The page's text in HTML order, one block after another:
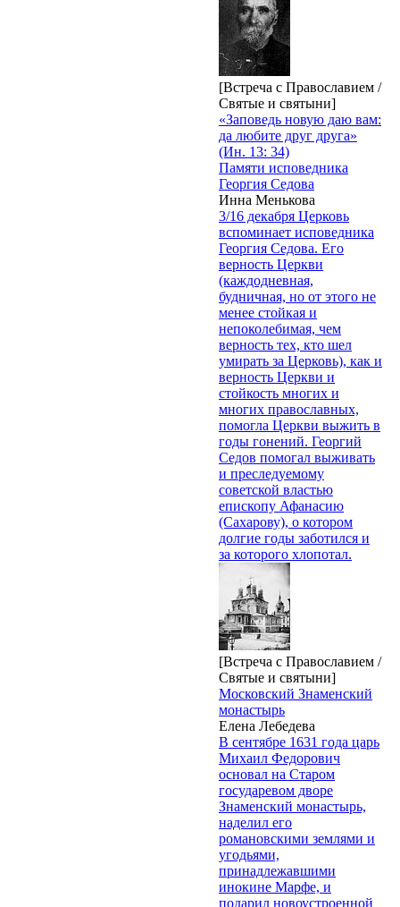
[Встреча с Православием /
Святые и святыни]
«Заповедь новую даю вам:
да любите друг друга»
(Ин. 13: 34)
Памяти исповедника
Георгия Седова
Инна Менькова
3/16 декабря Церковь
вспоминает исповедника
Георгия Седова. Его
верность Церкви
(каждодневная,
будничная, но от этого не
менее стойкая и
непоколебимая, чем
верность тех, кто шел
умирать за Церковь), как и
верность Церкви и
стойкость многих и
многих православных,
помогла Церкви выжить в
годы гонений. Георгий
Седов помогал выживать
и преследуемому
советской властью
епископу Афанасию
(Сахарову), о котором
долгие годы заботился и
за которого хлопотал.
[Встреча с Православием /
Святые и святыни]
Московский Знаменский
монастырь
Елена Лебедева
В сентябре 1631 года царь
Михаил Федорович
основал на Старом
государевом дворе
Знаменский монастырь,
наделил его
романовскими землями и
угодьями,
принадлежавшими
инокине Марфе, и
подарил новоустроенной